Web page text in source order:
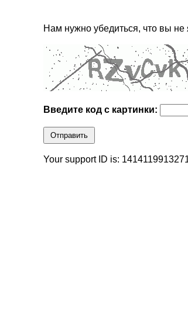
Нам нужно убедиться, что вы не
Введите код с картинки:
Отправить
Your support ID is: